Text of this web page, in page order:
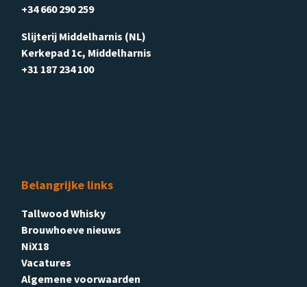
+34 660 290 259
Slijterij Middelharnis (NL)
Kerkepad 1c, Middelharnis
+31 187 234 100
Belangrijke links
Tallwood Whisky
Brouwhoeve nieuws
NiX18
Vacatures
Algemene voorwaarden